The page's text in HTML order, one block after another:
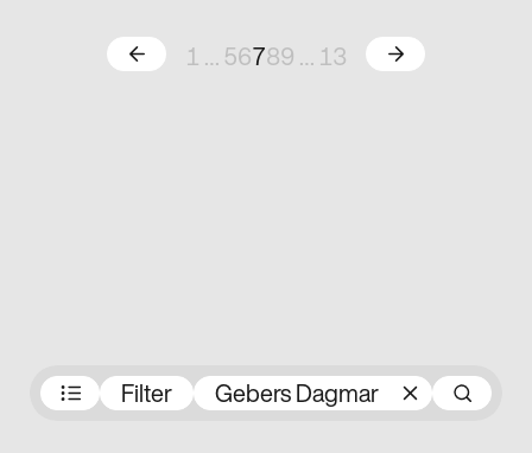
Preisträger:innen
Filter Gebers Dagmar
Zurück
1 … 56 789 … 13